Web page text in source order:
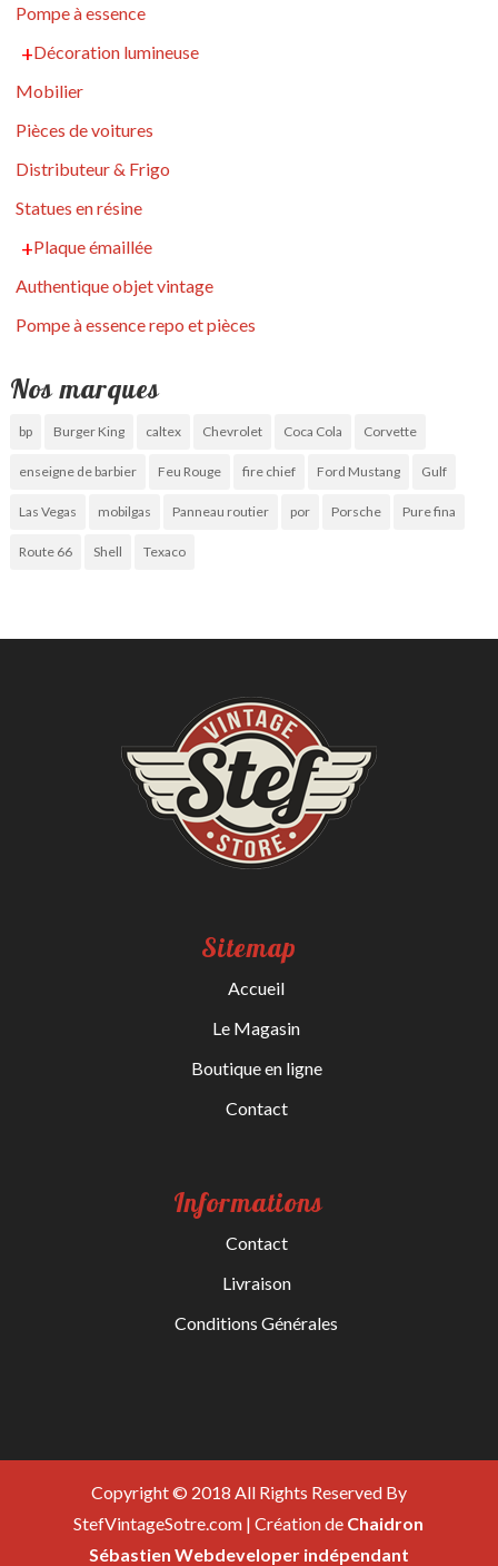
Pompe à essence
Décoration lumineuse
Mobilier
Pièces de voitures
Distributeur & Frigo
Statues en résine
Plaque émaillée
Authentique objet vintage
Pompe à essence repo et pièces
Nos marques
bp Burger King caltex Chevrolet Coca Cola Corvette
enseigne de barbier Feu Rouge fire chief Ford Mustang Gulf
Las Vegas mobilgas Panneau routier por Porsche Pure fina
Route 66 Shell Texaco
Sitemap
Accueil
Le Magasin
Boutique en ligne
Contact
Informations
Contact
Livraison
Conditions Générales
Copyright © 2018 All Rights Reserved By
StefVintageSotre.com | Création de Chaidron
Sébastien Webdeveloper indépendant